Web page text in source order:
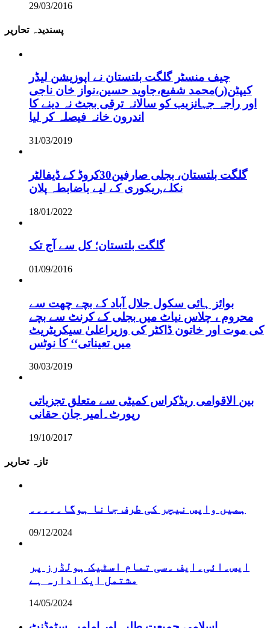
29/03/2016
پسندیدہ تحاریر
چیف منسٹر گلگت بلتستان نے اپوزیشن لیڈر
کیپٹن(ر)محمد شفیع،جاوید حسین،نواز خان ناجی
اور راجہ جہانزیب کو سالانہ ترقی بجٹ نہ دینے کا
اندرون خانہ فیصلہ کر لیا
31/03/2019
گلگت بلتستان، بجلی صارفین30کروڈ کے ڈیفالٹر
نکلے,ریکوری کے لیے باضابطہ پلان
18/01/2022
گلگت بلتستان؛ کل سے آج تک
01/09/2016
بوائز ہائی سکول جلال آباد کے بچے چھت سے
محروم ، چلاس نیاٹ میں بجلی کے کرنٹ سے بچے
کی موت اور خاتون ڈاکٹر کی وزیراعلیٰ سیکریٹریٹ
میں تعیناتی‘‘ کا نوٹس
30/03/2019
بین الاقوامی ریڈکراس کمیٹی سے متعلق تجزیاتی
رپورٹ۔امیر جان حقانی
19/10/2017
تازہ تحاریر
ہمیں واپس نیچر کی طرف جانا ہوگا۔۔۔۔۔
09/12/2024
ایس۔ائی۔ایف ۔سی تمام اسٹیک ہولڈرز پر
مشتمل ایک ادارہ ہے
14/05/2024